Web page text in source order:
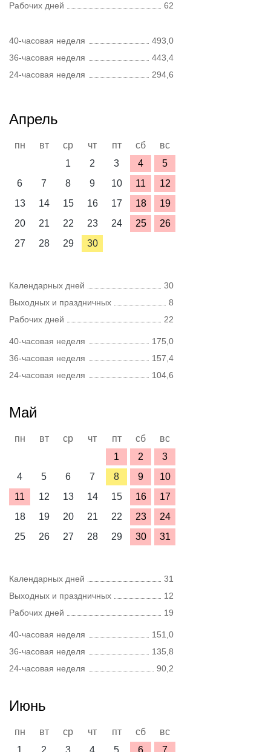
Рабочих дней
62
40-часовая неделя
493,0
36-часовая неделя
443,4
24-часовая неделя
294,6
Апрель
пн вт ср чт пт сб
вс
1
2 3 4
5
6
7 8 9 10 11
12
13
14 15 16 17 18
19
20
21 22 23 24 25
26
27
28 29 30
Календарных дней
30
Выходных и праздничных
8
Рабочих дней
22
40-часовая неделя
175,0
36-часовая неделя
157,4
24-часовая неделя
104,6
Май
пн вт ср чт пт сб
вс
1
2
3
4
5 6 7 8 9
10
11
12 13 14 15 16
17
18
19 20 21 22 23
24
25
26 27 28 29 30 31
Календарных дней
31
Выходных и праздничных
12
Рабочих дней
19
40-часовая неделя
151,0
36-часовая неделя
135,8
24-часовая неделя
90,2
Июнь
пн вт ср чт пт сб
вс
1
2 3 4 5 6
7